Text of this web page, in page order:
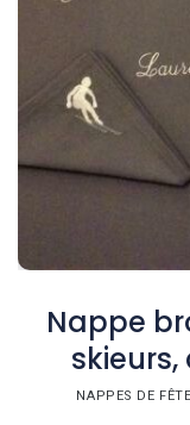
Nappe
skieurs,
NAPPES DE